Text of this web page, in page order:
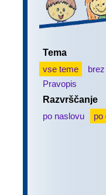
Tema
vse teme
Pravopis
Razvrščanje
po naslovu
po